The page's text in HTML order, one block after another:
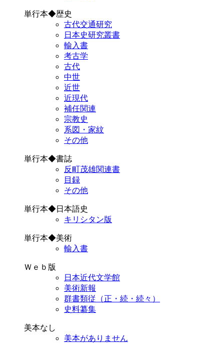
単行本◆歴史
古代交通研究
日本史研究叢書
輸入書
考古学
古代
中世
近世
近現代
補任関連
宗教史
系図・家紋
その他
単行本◆書誌
反町茂雄関連書
目録
その他
単行本◆日本語史
キリシタン版
単行本◆美術
輸入書
Ｗｅｂ版
日本近代文学館
美術新報
群書類従（正・続・続々）
史料纂集
美本なし
美本がありません